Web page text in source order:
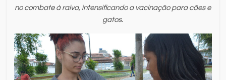
no combate à raiva, intensificando a vacinação para cães e
gatos.